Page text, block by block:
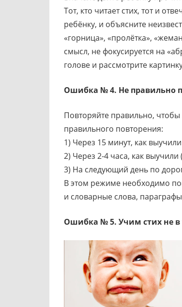
Тот, кто читает стих, тот и
ребёнку, и объясните
«горница», «пролётка»,
смысл, не фокусируется на
голове и рассмотрите
Ошибка № 4. Не правильно
Повторяйте правильно,
правильного повторения:
1) Через 15 минут, как
2) Через 2-4 часа, как
3) На следующий день по
В этом режиме необходимо
и словарные слова,
Ошибка № 5. Учим стих не в